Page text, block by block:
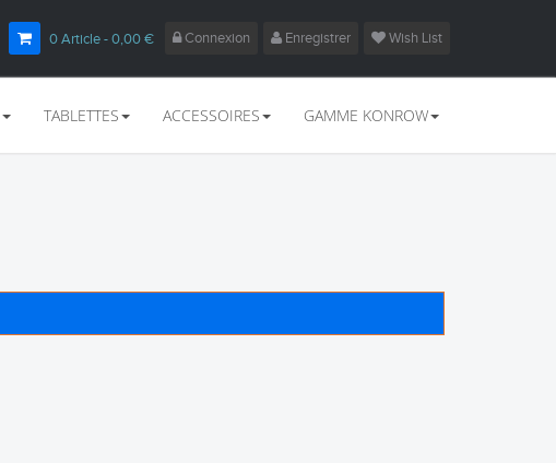
Connexion Enregistrer Wish List
0Article- 0,00 €
TABLETTES ACCESSOIRES GAMME KONROW